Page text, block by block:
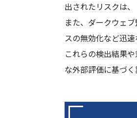
出されたリスクは
また、ダークウェ
スの無効化など迅
これらの検出結果
な外部評価に基づ